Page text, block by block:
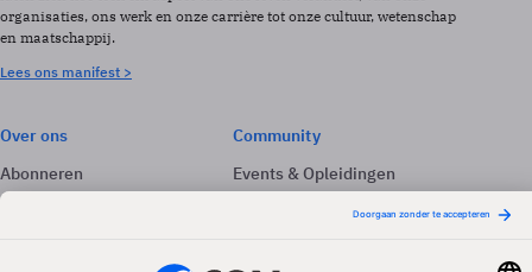
organisaties, ons werk en onze carrière tot onze cultuur, wetenschap
en maatschappij.
Lees ons manifest >
Over ons
Abonneren
Adverteren
Community
Events & Opleidingen